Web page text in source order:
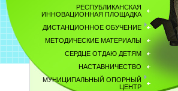
РЕСПУБЛИКАНСКАЯ
ИННОВАЦИОННАЯ ПЛОЩАДКА
ДИСТАНЦИОННОЕ ОБУЧЕНИЕ
МЕТОДИЧЕСКИЕ МАТЕРИАЛЫ
СЕРДЦЕ ОТДАЮ ДЕТЯМ
НАСТАВНИЧЕСТВО
МУНИЦИПАЛЬНЫЙ ОПОРНЫЙ
ЦЕНТР